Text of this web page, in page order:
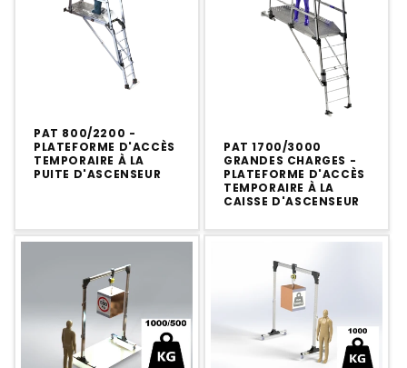
PAT 800/2200 -
PLATEFORME D'ACCÈS
TEMPORAIRE À LA
PUITE D'ASCENSEUR
PAT 1700/3000
GRANDES CHARGES -
PLATEFORME D'ACCÈS
TEMPORAIRE À LA
CAISSE D'ASCENSEUR